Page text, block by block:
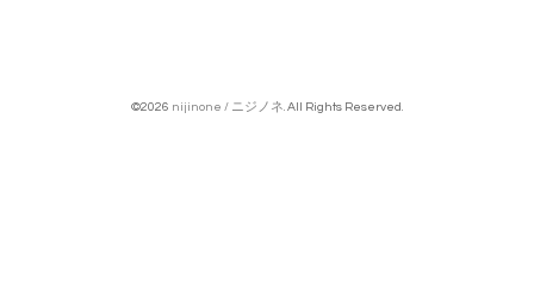
©2026 nijinone / ニジノネ. All Rights Reserved.